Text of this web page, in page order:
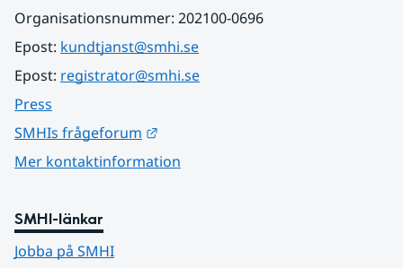
Organisationsnummer: 202100-0696
Epost: kundtjanst@smhi.se
Epost: registrator@smhi.se
Press
SMHIs frågeforum
Mer kontaktinformation
SMHI-länkar
Jobba på SMHI